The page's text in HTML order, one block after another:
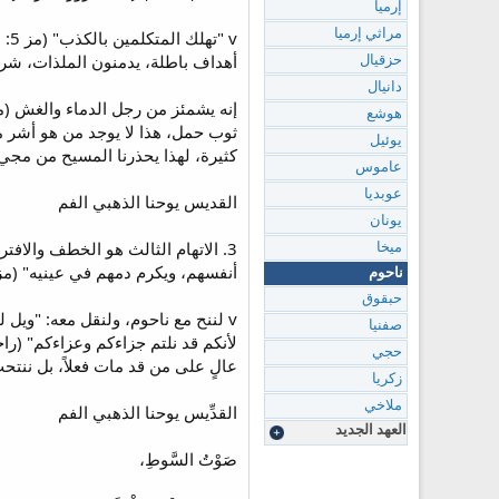
أهداف باطلة، يدمنون الملذات،
ثوب حمل، هذا لا يوجد من هو أشر
كثيرة، لهذا يحذرنا المسيح من مجيء
القديس يوحنا الذهبي الفم
3. الاتهام الثالث هو الخطف
أنفسهم، ويكرم دمهم في عينيه" (مز 72:
عالٍ على من قد مات فعلاً، بل
القدِّيس يوحنا الذهبي الفم
صَوْتُ السَّوطِ،
إرميا
مراثي إرميا
حزقيال
دانيال
هوشع
يوئيل
عاموس
عوبديا
يونان
ميخا
ناحوم
حبقوق
صفنيا
حجي
زكريا
ملاخي
العهد الجديد